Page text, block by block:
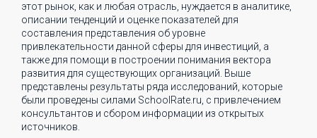
этот рынок, как и любая отрасль, нуждается в аналитике,
описании тенденций и оценке показателей для
составления представления об уровне
привлекательности данной сферы для инвестиций, а
также для помощи в построении понимания вектора
развития для существующих организаций. Выше
представлены результаты ряда исследований, которые
были проведены силами SchoolRate.ru, с привлечением
консультантов и сбором информации из открытых
источников.